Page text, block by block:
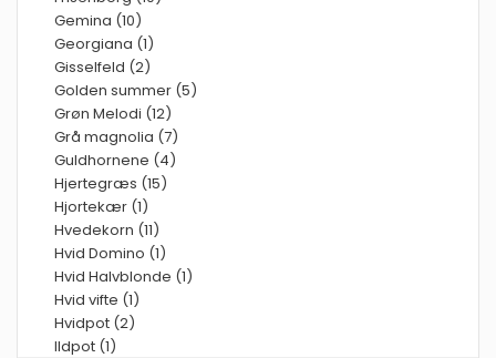
Gemina (10)
Georgiana (1)
Gisselfeld (2)
Golden summer (5)
Grøn Melodi (12)
Grå magnolia (7)
Guldhornene (4)
Hjertegræs (15)
Hjortekær (1)
Hvedekorn (11)
Hvid Domino (1)
Hvid Halvblonde (1)
Hvid vifte (1)
Hvidpot (2)
Ildpot (1)